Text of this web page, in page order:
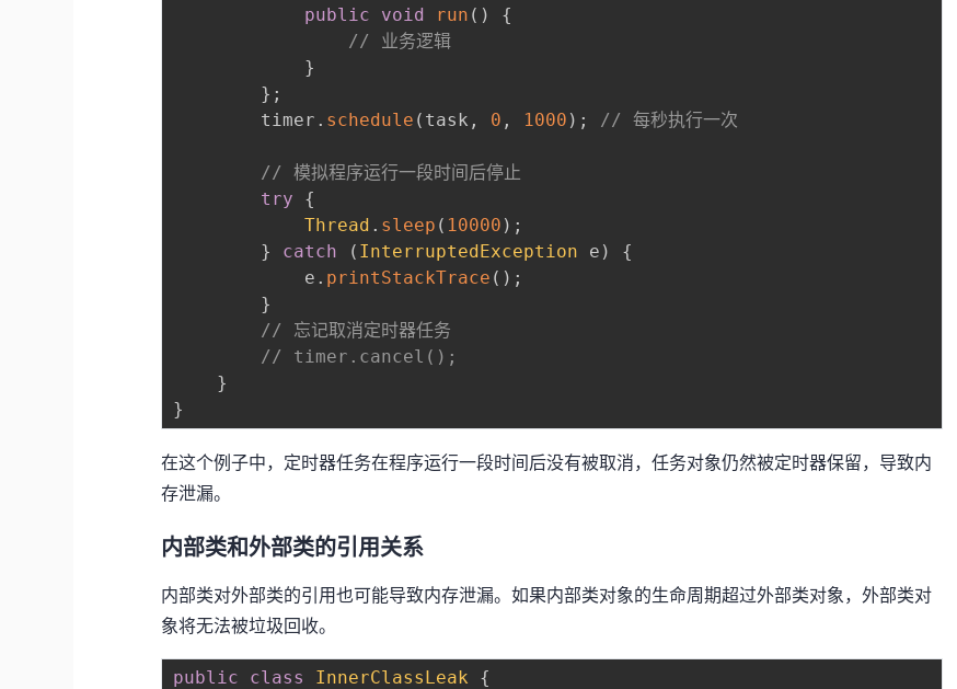
public
void run ( )
{
// 业务逻辑
}
} ;
        timer
. schedule ( task , 0 , 1000 ) ; // 每秒执行一次
// 模拟程序运行一段时间后停止
try
{
Thread . sleep ( 10000 ) ;
}
catch ( InterruptedException e )
{
            e
. printStackTrace ( ) ;
}
// 忘记取消定时器任务
// timer.cancel();
}
}
在这个例子中，定时器任务在程序运行一段时间后没有被取消，任务对象仍然被定时器保留，导致内
存泄漏。
内部类和外部类的引用关系
内部类对外部类的引用也可能导致内存泄漏。如果内部类对象的生命周期超过外部类对象，外部类对
象将无法被垃圾回收。
public class InnerClassLeak
{